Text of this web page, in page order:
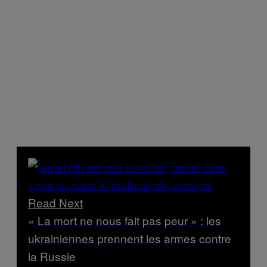
Read Next
« La mort ne nous fait pas peur » : les
ukrainiennes prennent les armes contre
la Russie